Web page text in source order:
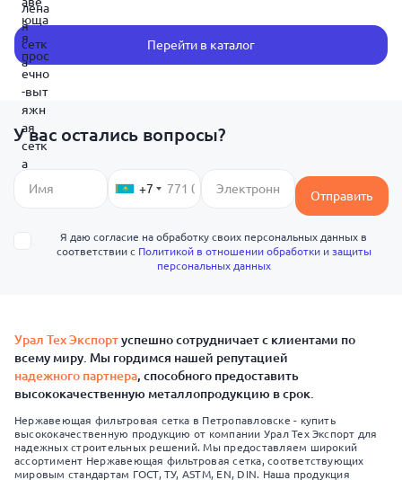
Перейти в каталог
У вас остались вопросы?
+7 Отправить
Я даю согласие на обработку своих персональных данных в
соответствии с Политикой в отношении обработки и защиты
персональных данных
Урал Тех Экспортуспешно сотрудничает с клиентами по
всему миру. Мы гордимся нашей репутацией
надежного партнера, способного предоставить
высококачественную металлопродукцию в срок.
Нержавеющая фильтровая сетка в Петропавловске - купить
высококачественную продукцию от компании Урал Тех Экспорт для
надежных строительных решений. Мы предоставляем широкий
ассортимент Нержавеющая фильтровая сетка, соответствующих
мировым стандартам ГОСТ, ТУ, ASTM, EN, DIN. Наша продукция